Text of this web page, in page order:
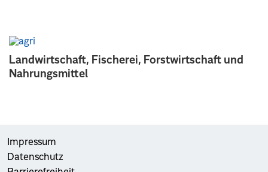
Landwirtschaft, Fischerei, Forstwirtschaft und
Nahrungsmittel
Impressum
Datenschutz